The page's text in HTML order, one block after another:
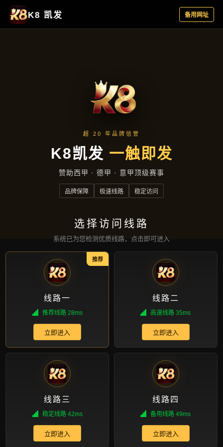
主营产品
首页 主营产品